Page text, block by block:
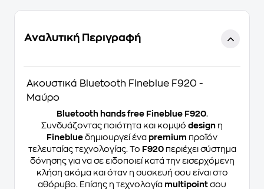
Αναλυτική Περιγραφή
Ακουστικά Bluetooth Fineblue F920 -
Μαύρο
Bluetoοth hands free Fineblue F920.
Συνδυάζοντας ποιότητα και κομψό design η
Fineblue δημιουργεί ένα premium προϊόν
τελευταίας τεχνολογίας. Το F920περιέχει σύστημα
δόνησης για να σε ειδοποιεί κατά την εισερχόμενη
κλήση ακόμα και όταν η συσκευή σου είναι στο
αθόρυβο. Επίσης η τεχνολογία multipoint σου